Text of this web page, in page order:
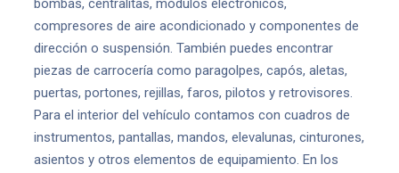
bombas, centralitas, módulos electrónicos,
compresores de aire acondicionado y componentes de
dirección o suspensión. También puedes encontrar
piezas de carrocería como paragolpes, capós, aletas,
puertas, portones, rejillas, faros, pilotos y retrovisores.
Para el interior del vehículo contamos con cuadros de
instrumentos, pantallas, mandos, elevalunas, cinturones,
asientos y otros elementos de equipamiento. En los